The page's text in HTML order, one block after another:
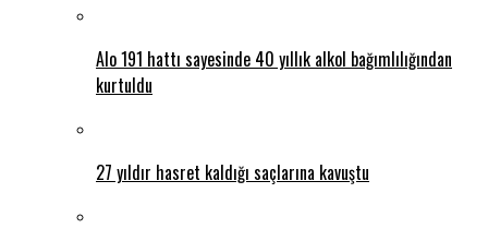
Alo 191 hattı sayesinde 40 yıllık alkol bağımlılığından
kurtuldu
27 yıldır hasret kaldığı saçlarına kavuştu